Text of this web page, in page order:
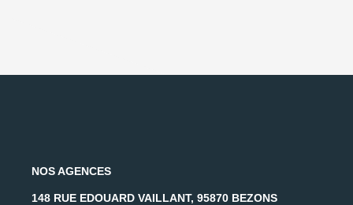
NOS AGENCES
148 RUE EDOUARD VAILLANT, 95870 BEZONS